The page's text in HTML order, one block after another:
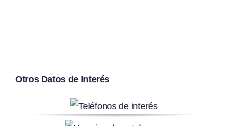
Otros Datos de Interés